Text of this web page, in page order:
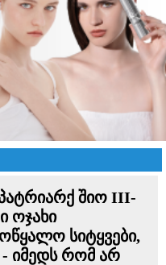
შიო III-
ოჯახი
სიტყვები,
- იმედს რომ არ